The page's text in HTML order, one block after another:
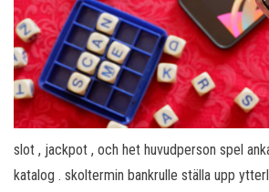
slot , jackpot , och het huvudperson spel
katalog . skoltermin bankrulle ställa upp